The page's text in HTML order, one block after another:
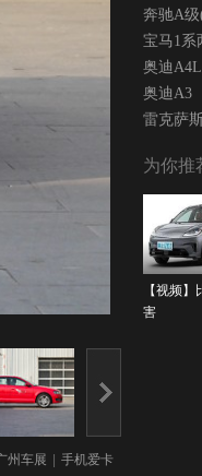
奔驰A
宝马1系
奥迪A4L
奥迪A3
雷克萨
为你推
【视频
害
州车展 手机爱卡